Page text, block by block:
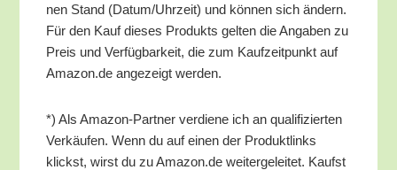
nen Stand (Datum/​Uhrzeit) und kön­nen sich ändern.
Für den Kauf die­ses Pro­dukts gel­ten die Anga­ben zu
Preis und Ver­füg­bar­keit, die zum Kauf­zeit­punkt auf
Amazon.de ange­zeigt werden.
*) Als Ama­zon-Part­ner ver­die­ne ich an qua­li­fi­zier­ten
Ver­käu­fen. Wenn du auf einen der Pro­dukt­links
klickst, wirst du zu Amazon.de wei­ter­ge­lei­tet. Kaufst